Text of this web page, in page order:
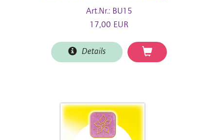
Art.Nr.: BU15
17,00 EUR
Details